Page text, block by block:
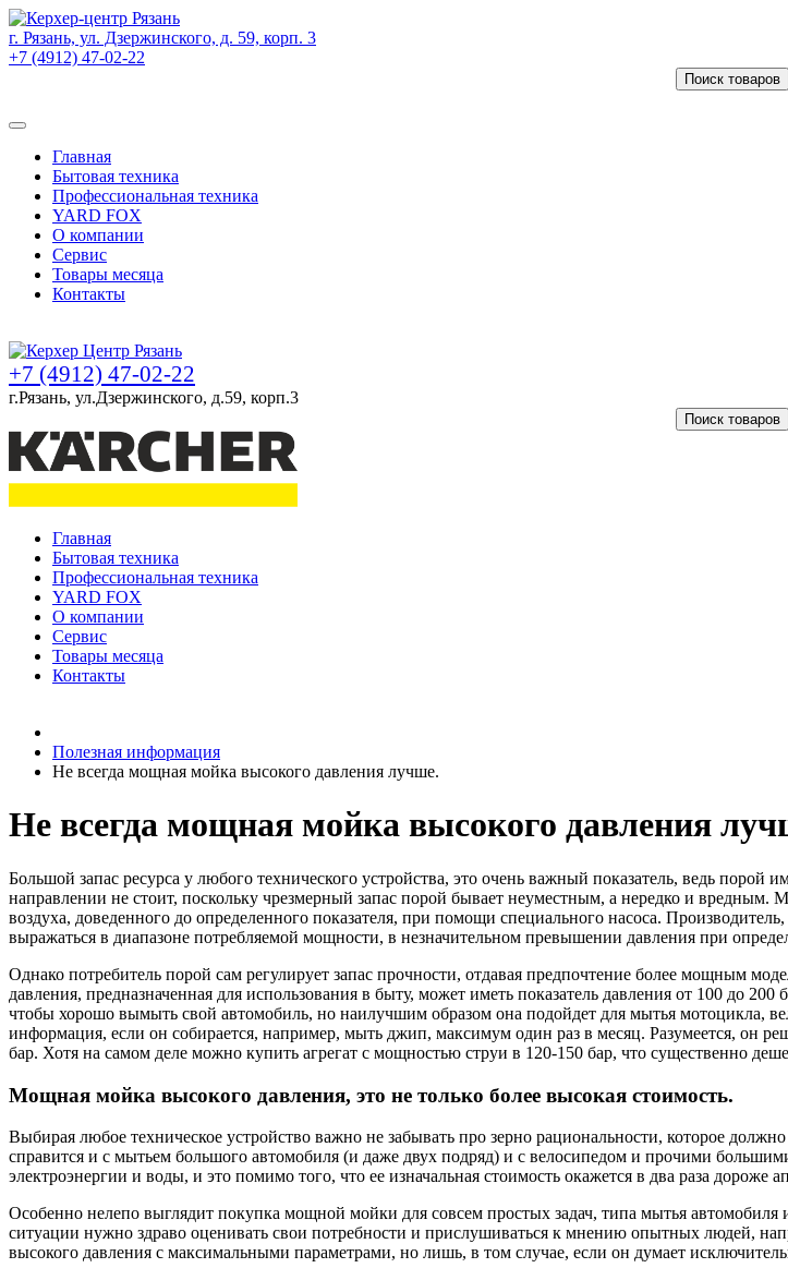
г. Рязань, ул. Дзержинского, д. 59, корп. 3
+7 (4912) 47-02-22
Поиск товаров
Главная
Бытовая техника
Профессиональная техника
YARD FOX
О компании
Сервис
Товары месяца
Контакты
+7 (4912) 47-02-22
г.Рязань, ул.Дзержинского, д.59, корп.3
Поиск товаров
Главная
Бытовая техника
Профессиональная техника
YARD FOX
О компании
Сервис
Товары месяца
Контакты
Полезная информация
Не всегда мощная мойка высокого давления лучше.
Не всегда мощная мойка высокого давления
Большой запас ресурса у любого технического устройства, это очень важный показатель, ведь порой
направлении не стоит, поскольку чрезмерный запас порой бывает неуместным, а нередко и вредным.
воздуха, доведенного до определенного показателя, при помощи специального насоса.
выражаться в диапазоне потребляемой мощности, в незначительном превышении давления при
Однако потребитель порой сам регулирует запас прочности, отдавая предпочтение более мощным
давления, предназначенная для использования в быту, может иметь показатель давления от 100 до
чтобы хорошо вымыть свой автомобиль, но наилучшим образом она подойдет для мытья мотоцикла,
информация, если он собирается, например, мыть джип, максимум один раз в месяц. Разумеется, он
бар. Хотя на самом деле можно купить агрегат с мощностью струи в 120-150 бар, что существенно
Мощная мойка высокого давления, это не только более высокая стоимость.
Выбирая любое техническое устройство важно не забывать про зерно рациональности, которое
справится и с мытьем большого автомобиля (и даже двух подряд) и с велосипедом и прочими
электроэнергии и воды, и это помимо того, что ее изначальная стоимость окажется в два раза
Особенно нелепо выглядит покупка мощной мойки для совсем простых задач, типа мытья
ситуации нужно здраво оценивать свои потребности и прислушиваться к мнению опытных людей,
высокого давления с максимальными параметрами, но лишь, в том случае, если он думает